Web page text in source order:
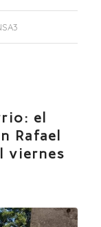
el
Rafael
viernes